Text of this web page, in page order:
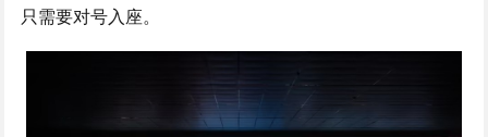
只需要对号入座。